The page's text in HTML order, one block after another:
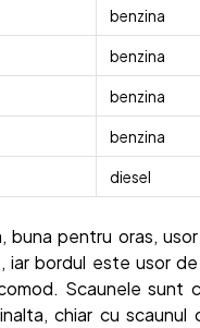
benzina
benzina
benzina
benzina
diesel
buna pentru oras,
iar bordul este usor
Scaunele sunt
chiar cu scaunul